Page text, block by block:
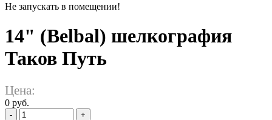
Не запускать в помещении!
14" (Belbal) шелкография
Таков Путь
Цена:
0 руб.
- +